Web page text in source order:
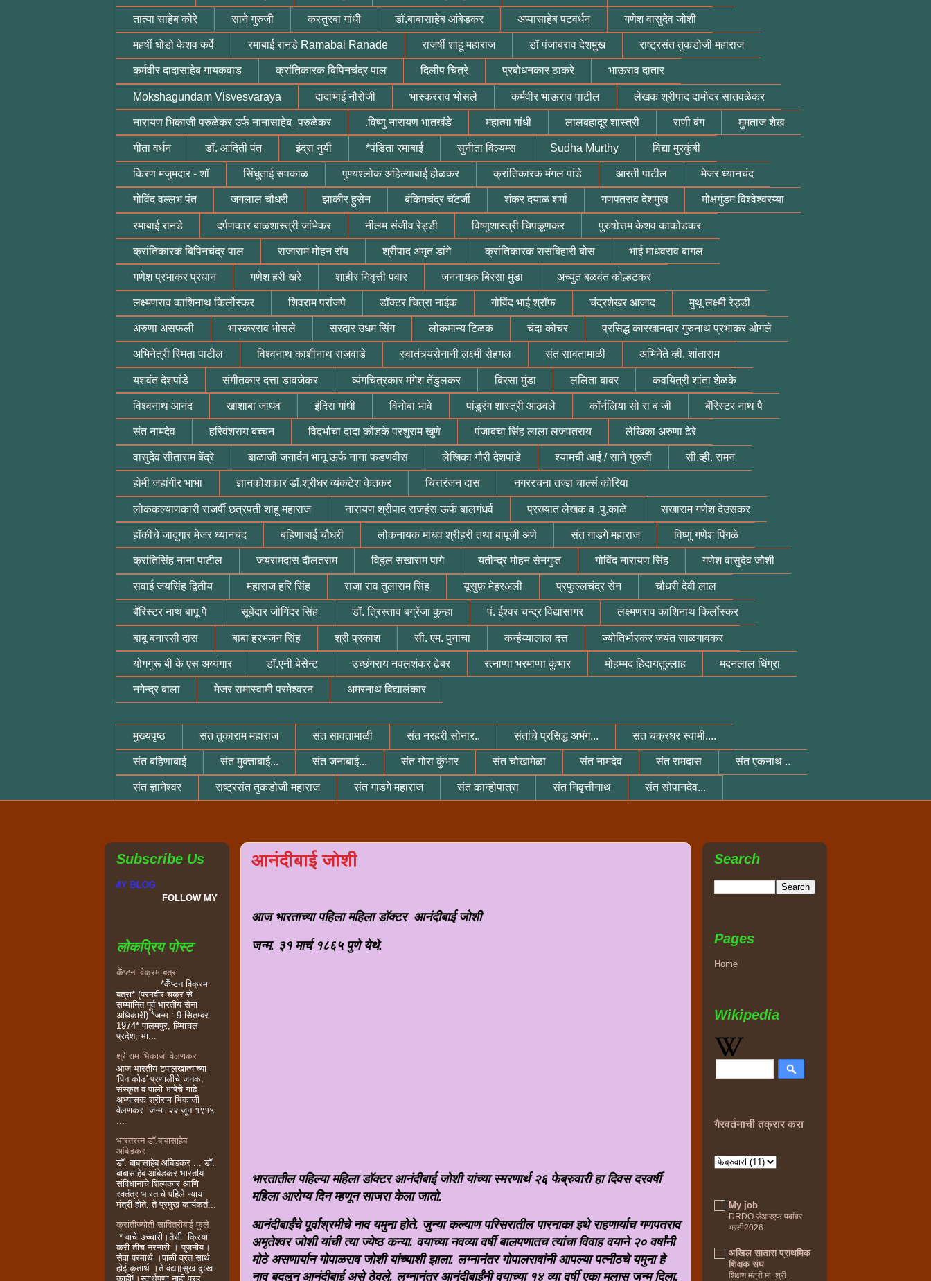
तात्या साहेब कोरे साने गुरुजी कस्तुरबा गांधी डॉ.बाबासाहेब आंबेडकर अप्पासाहेब पटवर्धन गणेश वासुदेव जोशी
महर्षी धोंडो केशव कर्वे रमाबाई रानडे Ramabai Ranade राजर्षी शाहू महाराज डॉ पंजाबराव देशमुख राष्ट्रसंत तुकडोजी महाराज
कर्मवीर दादासाहेब गायकवाड क्रांतिकारक बिपिनचंद्र पाल दिलीप चित्रे प्रबोधनकार ठाकरे भाऊराव दातार
Mokshagundam Visvesvaraya दादाभाई नौरोजी भास्करराव भोसले कर्मवीर भाऊराव पाटील लेखक श्रीपाद दामोदर सातवळेकर
नारायण भिकाजी परुळेकर उर्फ नानासाहेब_परुळेकर .विष्णु नारायण भातखंडे महात्मा गांधी लालबहादूर शास्त्री राणी बंग मुमताज शेख
गीता वर्धन डॉ. आदिती पंत इंद्रा नुयी *पंडिता रमाबाई सुनीता विल्यम्स Sudha Murthy विद्या मुरकुंबी
किरण मजुमदार - शॉ सिंधुताई सपकाळ पुण्यश्लोक अहिल्याबाई होळकर क्रांतिकारक मंगल पांडे आरती पाटील मेजर ध्यानचंद
गोविंद वल्लभ पंत जगलाल चौधरी झाकीर हुसेन बंकिमचंद्र चॅटर्जी शंकर दयाळ शर्मा गणपतराव देशमुख मोक्षगुंडम विश्वेश्वरय्या
रमाबाई रानडे दर्पणकार बाळशास्त्री जांभेकर नीलम संजीव रेड्डी विष्णुशास्त्री चिपळूणकर पुरुषोत्तम केशव काकोडकर
क्रांतिकारक बिपिनचंद्र पाल राजाराम मोहन रॉय श्रीपाद अमृत डांगे क्रांतिकारक रासबिहारी बोस भाई माधवराव बागल
गणेश प्रभाकर प्रधान गणेश हरी खरे शाहीर निवृत्ती पवार जननायक बिरसा मुंडा अच्युत बळवंत कोल्हटकर
लक्ष्मणराव काशिनाथ किर्लोस्कर शिवराम परांजपे डॉक्टर चित्रा नाईक गोविंद भाई श्रॉफ चंद्रशेखर आजाद मुथू लक्ष्मी रेड्डी
अरुणा असफली भास्करराव भोसले सरदार उधम सिंग लोकमान्य टिळक चंदा कोचर प्रसिद्ध कारखानदार गुरुनाथ प्रभाकर ओगले
अभिनेत्री स्मिता पाटील विश्वनाथ काशीनाथ राजवाडे स्वातंत्र्यसेनानी लक्ष्मी सेहगल संत सावतामाळी अभिनेते व्ही. शांताराम
यशवंत देशपांडे संगीतकार दत्ता डावजेकर व्यंगचित्रकार मंगेश तेंडुलकर बिरसा मुंडा ललिता बाबर कवयित्री शांता शेळके
विश्वनाथ आनंद खाशाबा जाधव इंदिरा गांधी विनोबा भावे पांडुरंग शास्त्री आठवले कॉर्नलिया सो रा ब जी बॅरिस्टर नाथ पै
संत नामदेव हरिवंशराय बच्चन विदर्भाचा दादा कोंडके परशुराम खुणे पंजाबचा सिंह लाला लजपतराय लेखिका अरुणा ढेरे
वासुदेव सीताराम बेंद्रे बाळाजी जनार्दन भानू ऊर्फ नाना फडणवीस लेखिका गौरी देशपांडे श्यामची आई / साने गुरुजी सी.व्ही. रामन
होमी जहांगीर भाभा ज्ञानकोशकार डॉ.श्रीधर व्यंकटेश केतकर चित्तरंजन दास नगररचना तज्ज्ञ चार्ल्स कोरिया
लोककल्याणकारी राजर्षी छत्रपती शाहू महाराज नारायण श्रीपाद राजहंस ऊर्फ बालगंधर्व प्रख्यात लेखक व .पु.काळे सखाराम गणेश देउसकर
हॉकीचे जादूगार मेजर ध्यानचंद बहिणाबाई चौधरी लोकनायक माधव श्रीहरी तथा बापूजी अणे संत गाडगे महाराज विष्णु गणेश पिंगळे
क्रांतिसिंह नाना पाटील जयरामदास दौलतराम विठ्ठल सखाराम पागे यतीन्द्र मोहन सेनगुप्त गोविंद नारायण सिंह गणेश वासुदेव जोशी
सवाई जयसिंह द्वितीय महाराज हरि सिंह राजा राव तुलाराम सिंह यूसुफ़ मेहरअली प्रफुल्लचंद्र सेन चौधरी देवी लाल
बॕरिस्टर नाथ बापू पै सूबेदार जोगिंदर सिंह डॉ. त्रिस्ताव बग्रेंजा कुन्हा पं. ईश्वर चन्द्र विद्यासागर लक्ष्मणराव काशिनाथ किर्लोस्कर
बाबू बनारसी दास बाबा हरभजन सिंह श्री प्रकाश सी. एम. पुनाचा कन्हैय्यालाल दत्त ज्योतिर्भास्कर जयंत साळगावकर
योगगुरू बी के एस अय्यंगार डॉ.एनी बेसेन्ट उच्छंगराय नवलशंकर ढेबर रत्नाप्पा भरमाप्पा कुंभार मोहम्मद हिदायतुल्लाह मदनलाल धिंग्रा
नगेन्द्र बाला मेजर रामास्वामी परमेश्वरन अमरनाथ विद्यालंकार
मुख्यपृष्ठ संत तुकाराम महाराज संत सावतामाळी संत नरहरी सोनार.. संतांचे प्रसिद्ध अभंग... संत चक्रधर स्वामी....
संत बहिणाबाई संत मुक्ताबाई... संत जनाबाई... संत गोरा कुंभार संत चोखामेळा संत नामदेव संत रामदास संत एकनाथ ..
संत ज्ञानेश्वर राष्ट्रसंत तुकडोजी महाराज संत गाडगे महाराज संत कान्होपात्रा संत निवृत्तीनाथ संत सोपानदेव...
आनंदीबाई जोशी
आज भारताच्या पहिला महिला डॉक्टर आनंदीबाई जोशी
जन्म. ३१ मार्च १८६५ पुणे येथे.
भारतातील पहिल्या महिला डॉक्टर आनंदीबाई जोशी यांच्या स्मरणार्थ २६ फेब्रुवारी हा दिवस दरवर्षी
महिला आरोग्य दिन म्हणून साजरा केला जातो.
आनंदीबाईंचे पूर्वाश्रमीचे नाव यमुना होते. जुन्या कल्याण परिसरातील पारनाका इथे राहणार्याच गणपतराव
अमृतेश्वर जोशी यांची त्या ज्येष्ठ कन्या. वयाच्या नवव्या वर्षी बालपणातच त्यांचा विवाह वयाने २० वर्षांनी
मोठे असणार्यान गोपाळराव जोशी यांच्याशी झाला. लग्नानंतर गोपालरावांनी आपल्या पत्नीठचे यमुना हे
नाव बदलून आनंदीबाई असे ठेवले. लग्नानंतर आनंदीबाईंनी वयाच्या १४ व्या वर्षी एका मुलास जन्म दिला.
Subscribe Us
या ब्लॉगवर सहर्ष स्वागत करत आहे WELCOME TO MY BLOG GREAT INDIAN THANKS FOR VISIT MY BLOG AND FOLLOW MY BLOG
लोकप्रिय पोस्ट
कॕप्टन विक्रम बत्रा
*कॕप्टन विक्रम
बत्रा* (परमवीर चक्र से
सम्मानित पूर्व भारतीय सेना
अधिकारी) *जन्म : 9 सितम्बर
1974* पालमपुर, हिमाचल
प्रदेश, भा...
श्रीराम भिकाजी वेलणकर
आज भारतीय टपालखात्याच्या
'पिन कोड' प्रणालीचे जनक,
संस्कृत व पाली भाषेचे गाढे
अभ्यासक श्रीराम भिकाजी
वेलणकर जन्म. २२ जून १९१५
भारतरत्न डॉ.बाबासाहेब
आंबेडकर
डॉ. बाबासाहेब आंबेडकर ... डॉ.
बाबासाहेब आंबेडकर भारतीय
संविधानाचे शिल्पकार आणि
स्वतंत्र भारताचे पहिले न्याय
मंत्री होते. ते प्रमुख कार्यकर्त...
क्रांतीज्योती सावित्रीबाई फुले
* वाचे उच्चारी।तैसी क्रिया
करी तीच नरनारी । पूजनीय॥
सेवा परमार्थ ।पाळी व्रत सार्थ
होई कृतार्थ ।ते वंद्य॥सुख दुःख
काही!।स्वार्थपणा नाही परह...
Search
Pages
Home
Wikipedia
गैरवर्तनाची तक्रार करा
My job
DRDO जेआरएफ पदांवर
भरती2026
अखिल सातारा प्राथमिक
शिक्षक संघ
शिक्षण मंत्री मा. श्री.